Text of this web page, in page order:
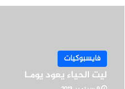
فايسبوكيات
ليت الحياء يعود يومـا